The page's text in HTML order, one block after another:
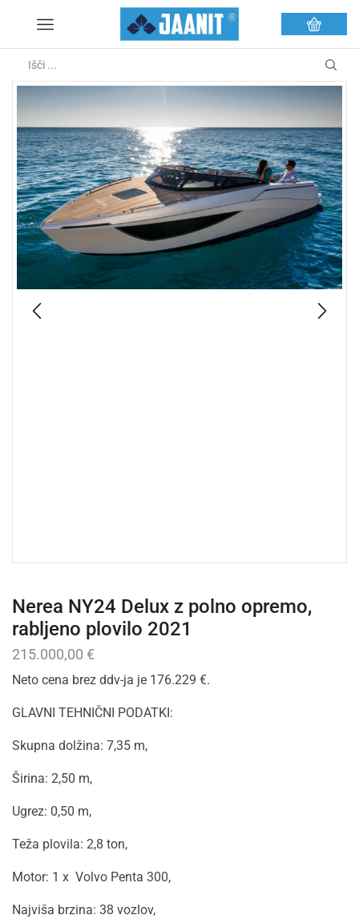
Nerea NY24 Delux z polno opremo,
rabljeno plovilo 2021
215.000,00 €
Neto cena brez ddv-ja je 176.229 €.
GLAVNI TEHNIČNI PODATKI:
Skupna dolžina: 7,35 m,
Širina: 2,50 m,
Ugrez: 0,50 m,
Teža plovila: 2,8 ton,
Motor: 1 x Volvo Penta 300,
Najviša brzina: 38 vozlov,